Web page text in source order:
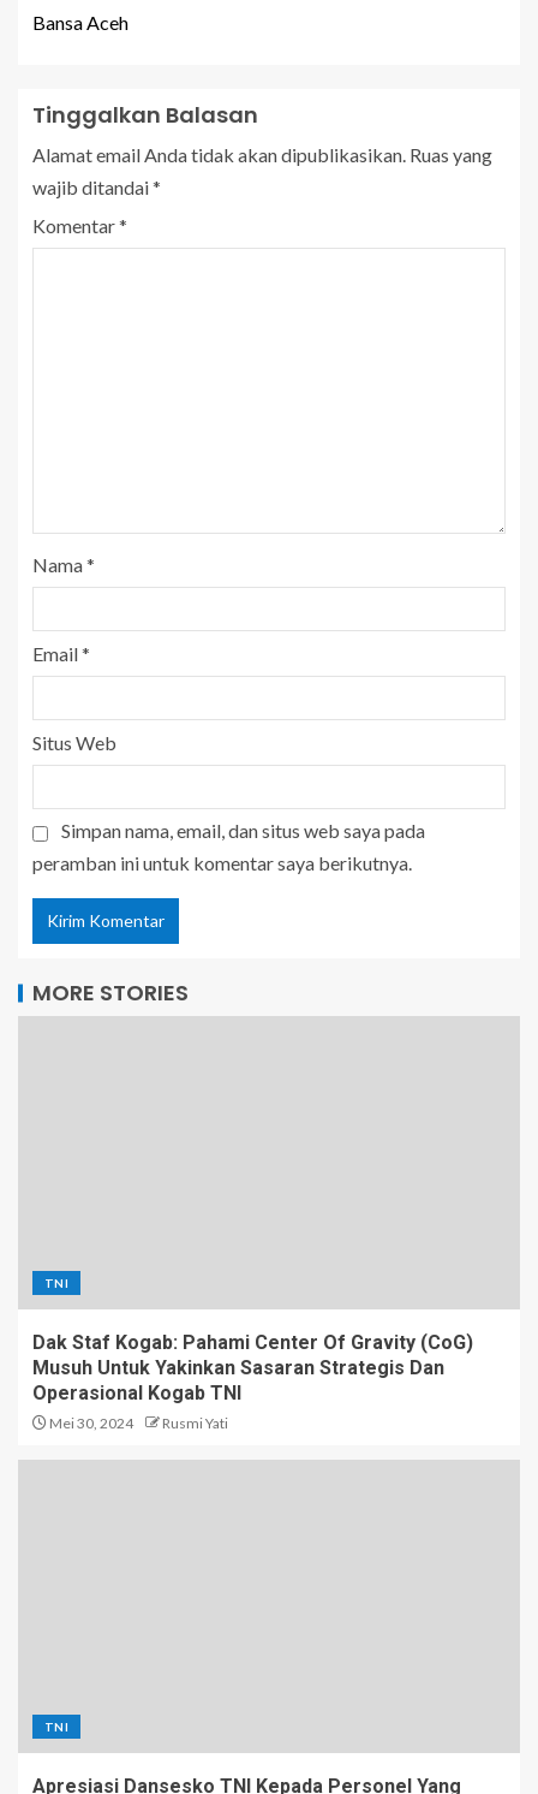
Bansa Aceh
Tinggalkan Balasan
Alamat email Anda tidak akan dipublikasikan. Ruas yang
wajib ditandai*
Komentar*
Nama*
Email*
Situs Web
Simpan nama, email, dan situs web saya pada
peramban ini untuk komentar saya berikutnya.
MORE STORIES
TNI
Dak Staf Kogab: Pahami Center Of Gravity (CoG)
Musuh Untuk Yakinkan Sasaran Strategis Dan
Operasional Kogab TNI
Mei 30, 2024 Rusmi Yati
TNI
Apresiasi Dansesko TNI Kepada Personel Yang